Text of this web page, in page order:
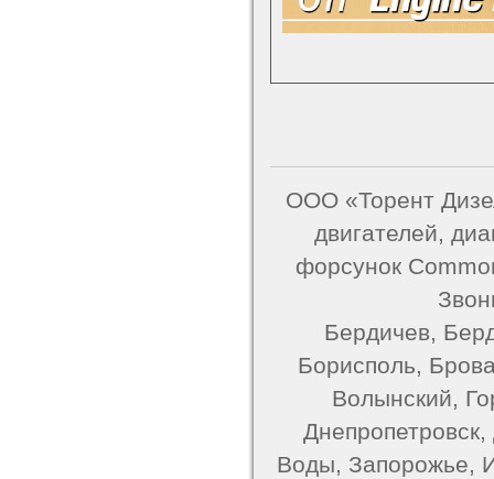
ООО «Торент
двигателей,
форсунок
Бердичев,
Борисполь,
Волынский,
Воды, Запорожье,